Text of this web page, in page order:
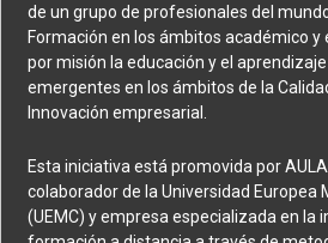
de un grupo de profesionales del
Formación en los ámbitos académico
por misión la educación y el
emergentes en los ámbitos de la
Innovación empresarial.
Esta iniciativa está promovida por
colaborador de la Universidad Europea
(UEMC) y empresa especializada en la